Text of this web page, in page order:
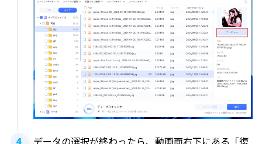
データの選択が終わったら、動画面右下にある「復